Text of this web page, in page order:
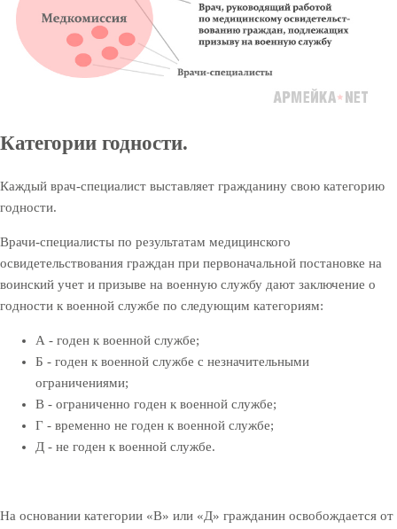
Категории годности.
Каждый врач-специалист выставляет гражданину свою категорию
годности.
Врачи-специалисты по результатам медицинского
освидетельствования граждан при первоначальной постановке на
воинский учет и призыве на военную службу дают заключение о
годности к военной службе по следующим категориям:
А - годен к военной службе;
Б - годен к военной службе с незначительными
ограничениями;
В - ограниченно годен к военной службе;
Г - временно не годен к военной службе;
Д - не годен к военной службе.
На основании категории «В» или «Д» гражданин освобождается от